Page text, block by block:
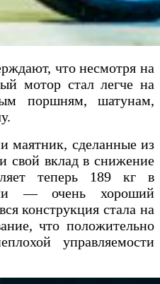
что несмотря на
мотор стал легче на
поршням, шатунам,
маятник, сделанные из
свой вклад в снижение
теперь 189 кг в
— очень хороший
конструкция стала на
что положительно
управляемости